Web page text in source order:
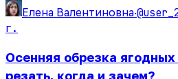
Елена Валентиновна·
г.
Осенняя обрезка
резать, когда и зачем?